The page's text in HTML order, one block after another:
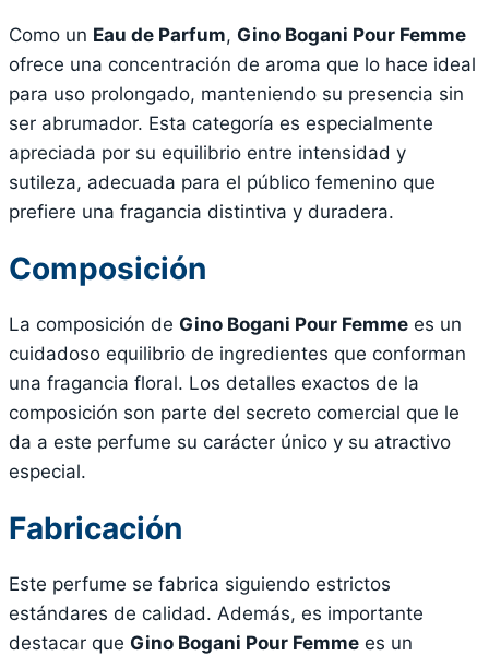
Como un Eau de Parfum, Gino Bogani Pour Femme
ofrece una concentración de aroma que lo hace ideal
para uso prolongado, manteniendo su presencia sin
ser abrumador. Esta categoría es especialmente
apreciada por su equilibrio entre intensidad y
sutileza, adecuada para el público femenino que
prefiere una fragancia distintiva y duradera.
Composición
La composición de Gino Bogani Pour Femme es un
cuidadoso equilibrio de ingredientes que conforman
una fragancia floral. Los detalles exactos de la
composición son parte del secreto comercial que le
da a este perfume su carácter único y su atractivo
especial.
Fabricación
Este perfume se fabrica siguiendo estrictos
estándares de calidad. Además, es importante
destacar que Gino Bogani Pour Femme es un